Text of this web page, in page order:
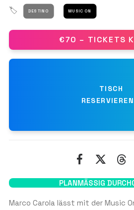
SUCHEN
PLANMÄSSIG
Marco Carola lässt mit der Music
🏷 DESTINO MUSIC ON
€70 – TICKETS
TISCH
RESERVIEREN
NAME*